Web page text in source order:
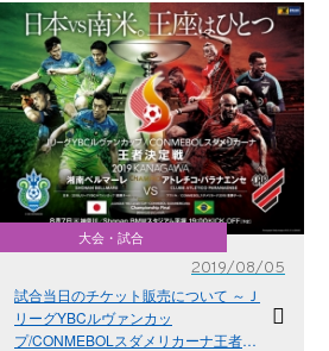
大会・試合
2019/08/05
試合当日のチケット販売について ～Ｊ
リーグYBCルヴァンカッ
プ/CONMEBOLスダメリカーナ王者決